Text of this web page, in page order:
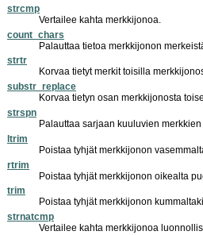
strcmp
Vertailee kahta merkkijonoa.
count_chars
Palauttaa tietoa merkkijonon
strtr
Korvaa tietyt merkit toisilla
substr_replace
Korvaa tietyn osan merkkijonosta
strspn
Palauttaa sarjaan kuuluvien
ltrim
Poistaa tyhjät merkkijonon
rtrim
Poistaa tyhjät merkkijonon oikealta
trim
Poistaa tyhjät merkkijonon
strnatcmp
Vertailee kahta merkkijonoa